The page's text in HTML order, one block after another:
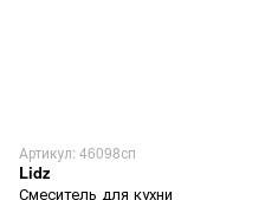
Артикул: 46098сп
Lidz
Смеситель для кухни